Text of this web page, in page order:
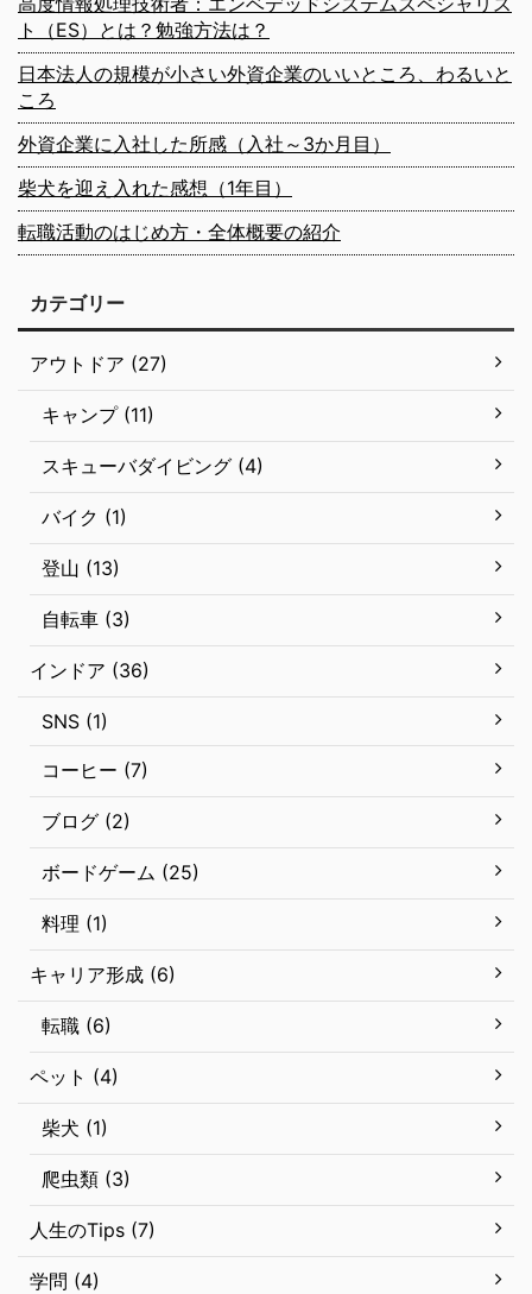
ト（ES）とは？勉強方法は？
日本法人の規模が小さい外資企業のいいところ、わるいと
ころ
外資企業に入社した所感（入社～3か月目）
柴犬を迎え入れた感想（1年目）
転職活動のはじめ方・全体概要の紹介
カテゴリー
アウトドア (27)
キャンプ (11)
スキューバダイビング (4)
バイク (1)
登山 (13)
自転車 (3)
インドア (36)
SNS (1)
コーヒー (7)
ブログ (2)
ボードゲーム (25)
料理 (1)
キャリア形成 (6)
転職 (6)
ペット (4)
柴犬 (1)
爬虫類 (3)
人生のTips (7)
学問 (4)